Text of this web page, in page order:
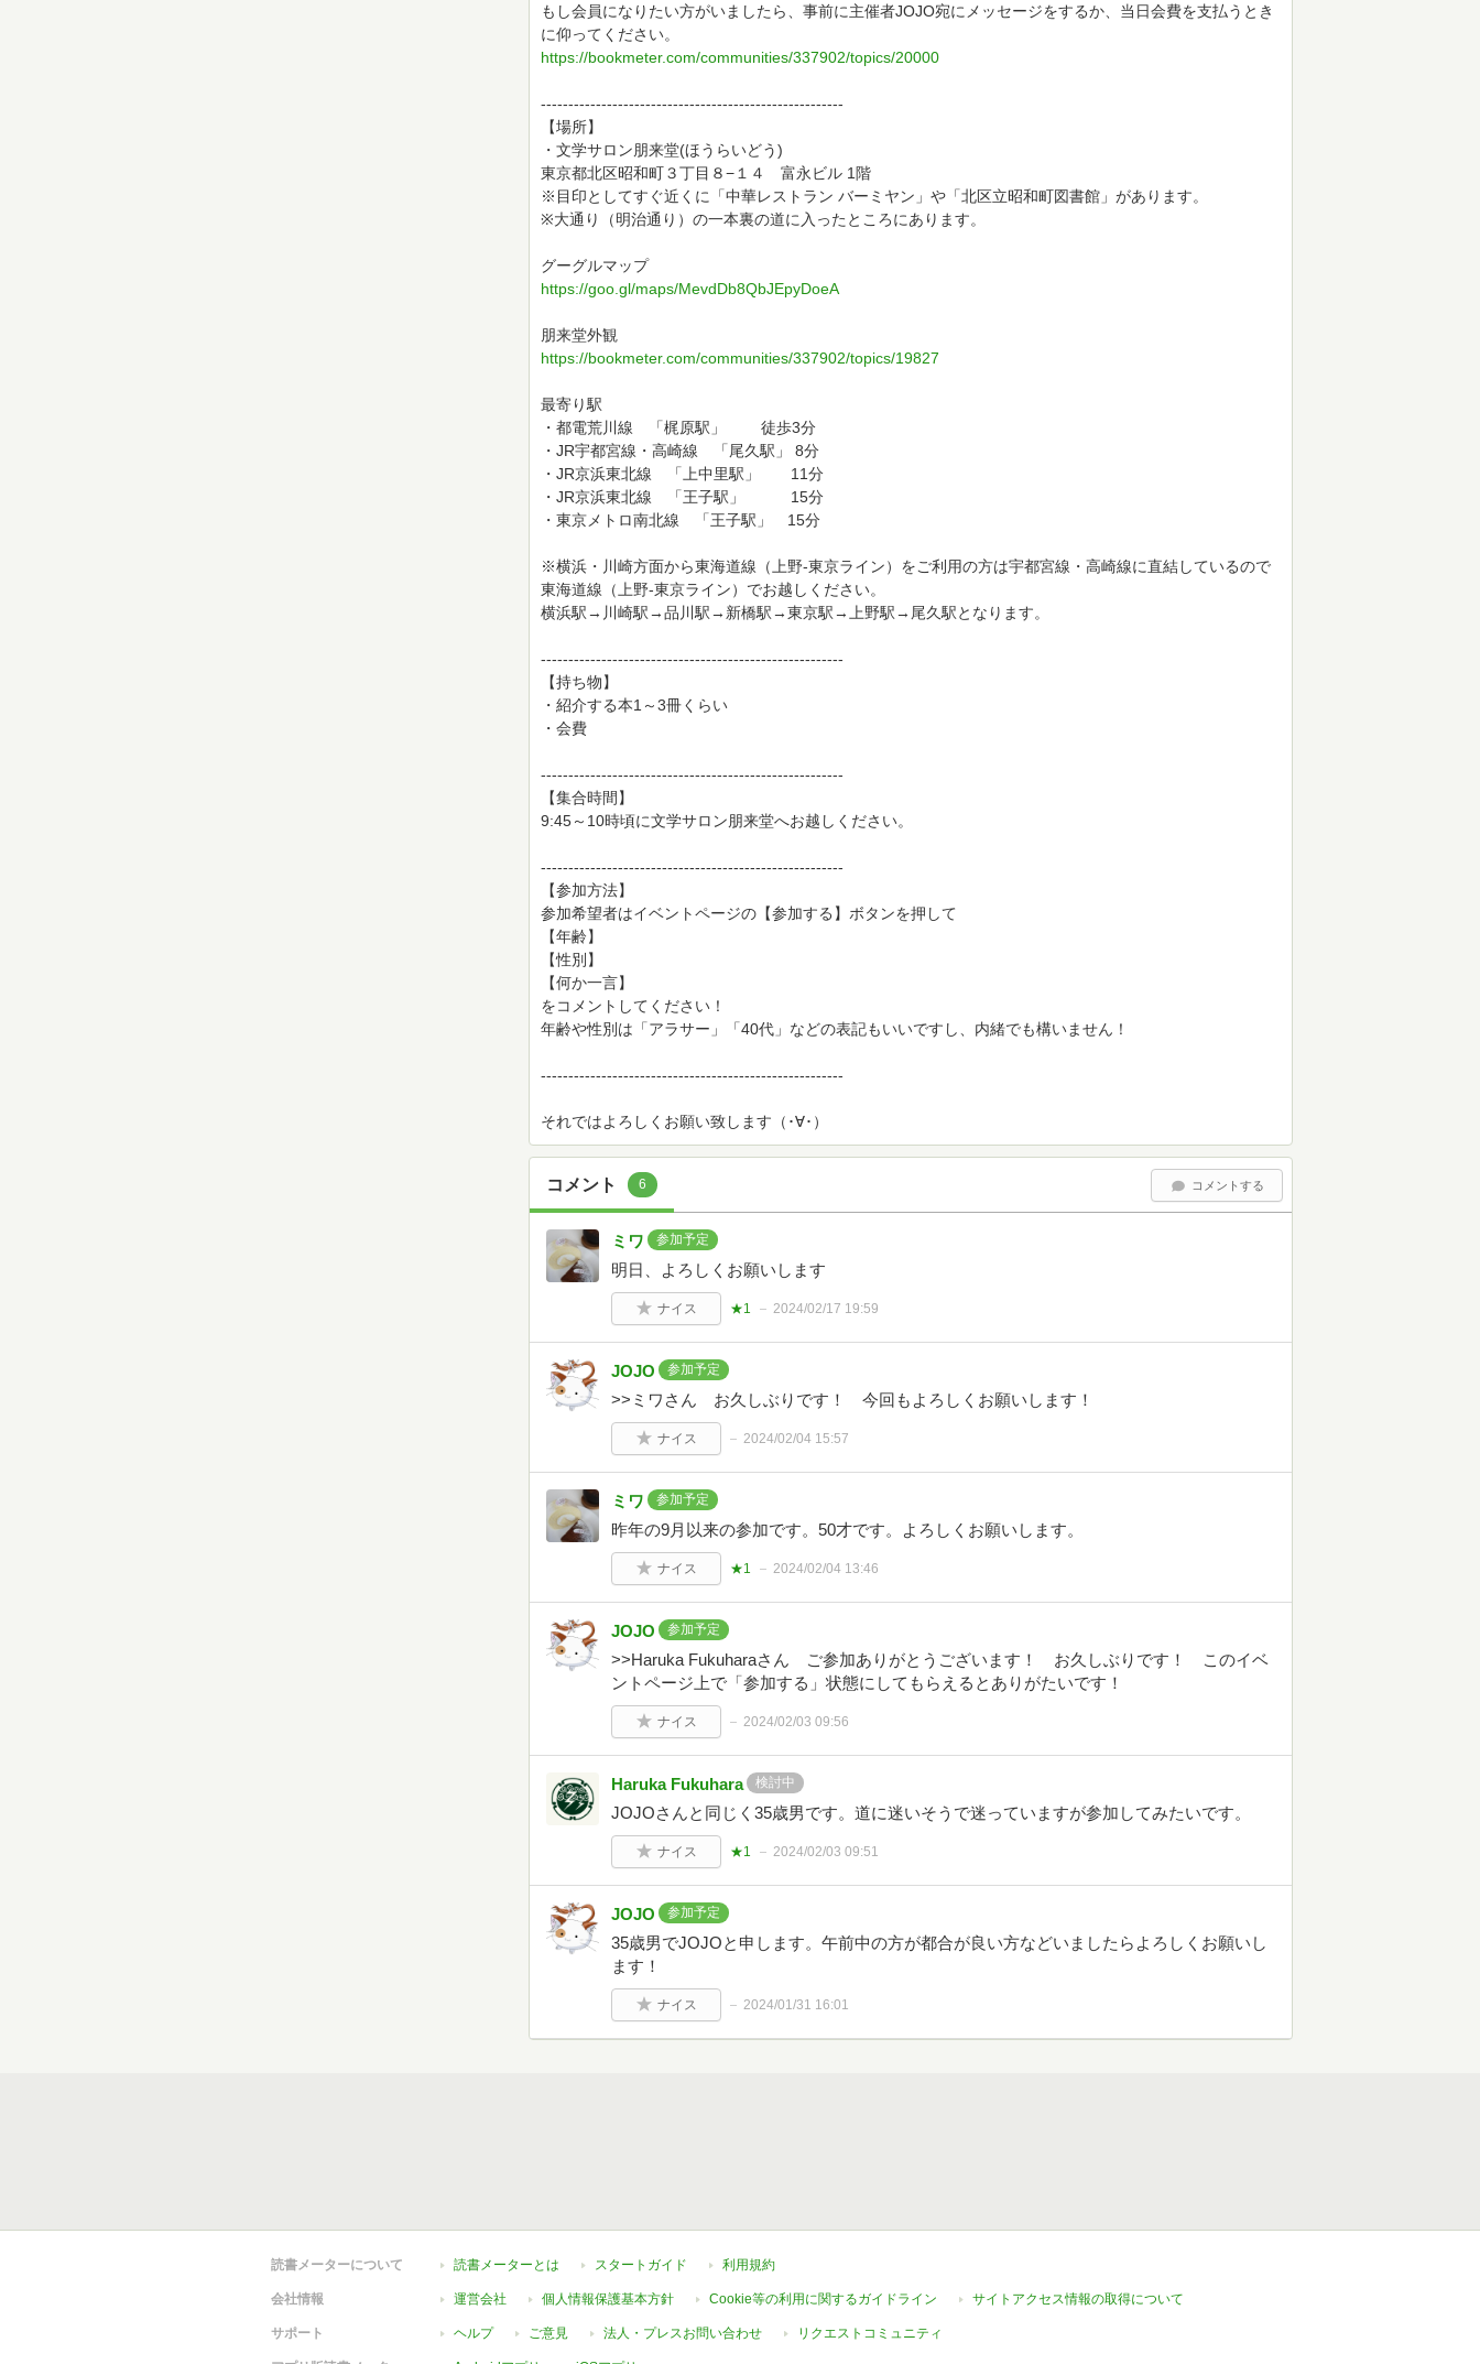
もし会員になりたい方がいましたら、事前に主催者JOJO宛にメッセージをするか、当日会費を支払うとき
に仰ってください。
https://bookmeter.com/communities/337902/topics/20000
-------------------------------------------------------
【場所】
・文学サロン朋来堂(ほうらいどう)
東京都北区昭和町３丁目８−１４ 富永ビル 1階
※目印としてすぐ近くに「中華レストラン バーミヤン」や「北区立昭和町図書館」があります。
※大通り（明治通り）の一本裏の道に入ったところにあります。
グーグルマップ
https://goo.gl/maps/MevdDb8QbJEpyDoeA
朋来堂外観
https://bookmeter.com/communities/337902/topics/19827
最寄り駅
・都電荒川線 「梶原駅」 徒歩3分
・JR宇都宮線・高崎線 「尾久駅」 8分
・JR京浜東北線 「上中里駅」 11分
・JR京浜東北線 「王子駅」 15分
・東京メトロ南北線 「王子駅」 15分
※横浜・川崎方面から東海道線（上野-東京ライン）をご利用の方は宇都宮線・高崎線に直結しているので
東海道線（上野-東京ライン）でお越しください。
横浜駅→川崎駅→品川駅→新橋駅→東京駅→上野駅→尾久駅となります。
-------------------------------------------------------
【持ち物】
・紹介する本1～3冊くらい
・会費
-------------------------------------------------------
【集合時間】
9:45～10時頃に文学サロン朋来堂へお越しください。
-------------------------------------------------------
【参加方法】
参加希望者はイベントページの【参加する】ボタンを押して
【年齢】
【性別】
【何か一言】
をコメントしてください！
年齢や性別は「アラサー」「40代」などの表記もいいですし、内緒でも構いません！
-------------------------------------------------------
それではよろしくお願い致します（･∀･）
コメント 6 コメントする
ミワ 参加予定
明日、よろしくお願いします
ナイス ★1 2024/02/17 19:59
JOJO 参加予定
>>ミワさん お久しぶりです！ 今回もよろしくお願いします！
ナイス 2024/02/04 15:57
ミワ 参加予定
昨年の9月以来の参加です。50才です。よろしくお願いします。
ナイス ★1 2024/02/04 13:46
JOJO 参加予定
>>Haruka Fukuharaさん ご参加ありがとうございます！ お久しぶりです！ このイベ
ントページ上で「参加する」状態にしてもらえるとありがたいです！
ナイス 2024/02/03 09:56
Haruka Fukuhara 検討中
JOJOさんと同じく35歳男です。道に迷いそうで迷っていますが参加してみたいです。
ナイス ★1 2024/02/03 09:51
JOJO 参加予定
35歳男でJOJOと申します。午前中の方が都合が良い方などいましたらよろしくお願いし
ます！
ナイス 2024/01/31 16:01
読書メーターについて 読書メーターとは スタートガイド 利用規約
会社情報 運営会社 個人情報保護基本方針 Cookie等の利用に関するガイドライン サイトアクセス情報の取得について
サポート ヘルプ ご意見 法人・プレスお問い合わせ リクエストコミュニティ